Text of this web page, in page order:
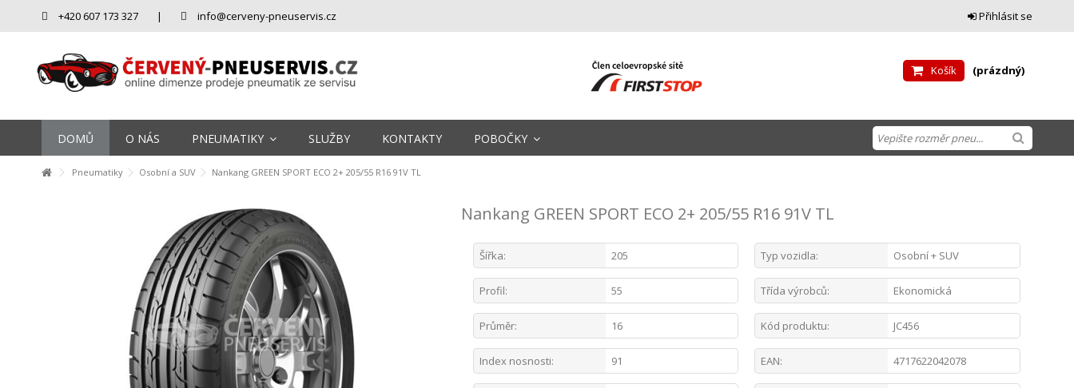
Přihlásit se
+420 607 173 327 | info@cerveny-pneuservis.cz
Košík (prázdný)
DOMŮ O NÁS PNEUMATIKY SLUŽBY KONTAKTY POBOČKY
Pneumatiky Osobní a SUV Nankang GREEN SPORT ECO 2+ 205/55 R16 91V TL
Nankang GREEN SPORT ECO 2+ 205/55 R16 91V TL
Šířka: 205 Typ vozidla: Osobní + SUV
Profil: 55 Třída výrobců: Ekonomická
Průměr: 16 Kód produktu: JC456
Index nosnosti: 91 EAN: 4717622042078